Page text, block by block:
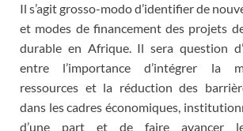
Il s’agit grosso-modo d’identifier de
et modes de financement des projets
durable en Afrique. Il sera question
entre l’importance d’intégrer la
ressources et la réduction des
dans les cadres économiques,
d’une part et de faire avancer